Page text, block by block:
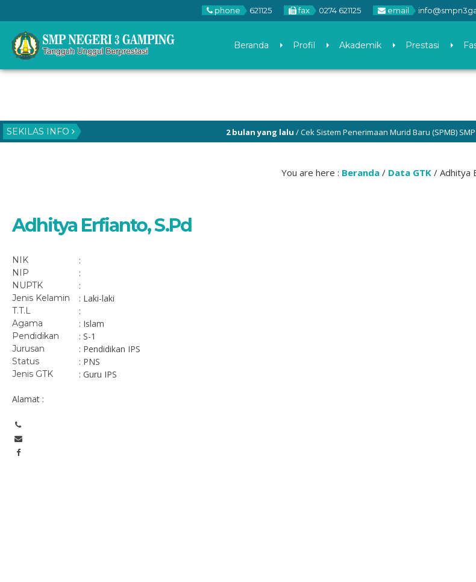
phone 621125 fax 0274 621125 email
Beranda Profil Akademik Prestasi
SEKILAS INFO 2 bulan yang lalu/ Cek Sistem Penerimaan Murid Baru (SPMB) SMP
Berprestasi SPETAGA.
You are here : Beranda/ Data GTK/ Adhitya
Adhitya Erfianto, S.Pd
NIK :
NIP :
NUPTK :
Jenis Kelamin : Laki-laki
T.T.L :
Agama : Islam
Pendidikan : S-1
Jurusan : Pendidikan IPS
Status : PNS
Jenis GTK : Guru IPS
Alamat :